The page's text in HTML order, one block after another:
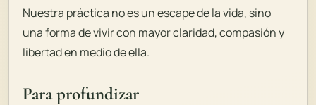
Nuestra práctica no es un escape de la vida, sino
una forma de vivir con mayor claridad, compasión y
libertad en medio de ella.
Para profundizar